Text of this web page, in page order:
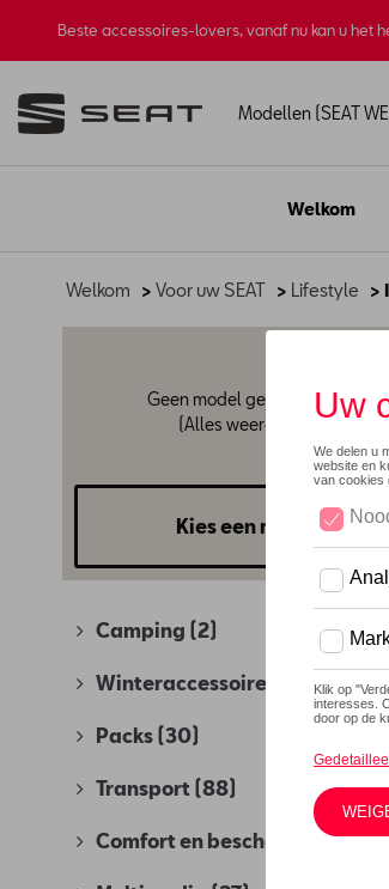
Beste accessoires-lovers, vanaf nu kan u het
Modellen (SEAT
Welkom
Welkom > Voor uw SEAT > Lifestyle >
Geen model geselecteerd
(Alles weergeven)
Kies een model
Camping (2)
Winteraccessoires
Packs (30)
Transport (88)
Comfort en bescherming